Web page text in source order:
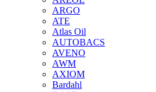
ARGO
ATE
Atlas Oil
AUTOBACS
AVENO
AWM
AXIOM
Bardahl